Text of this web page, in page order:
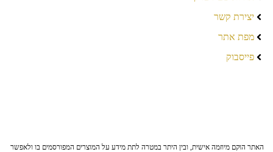
יצירת קשר
מפת אתר
פייסבוק
האתר הוקם מיוזמה אישית, ובין היתר במטרה לתת מידע על המוצרים המפורסמים בו ולאפשר